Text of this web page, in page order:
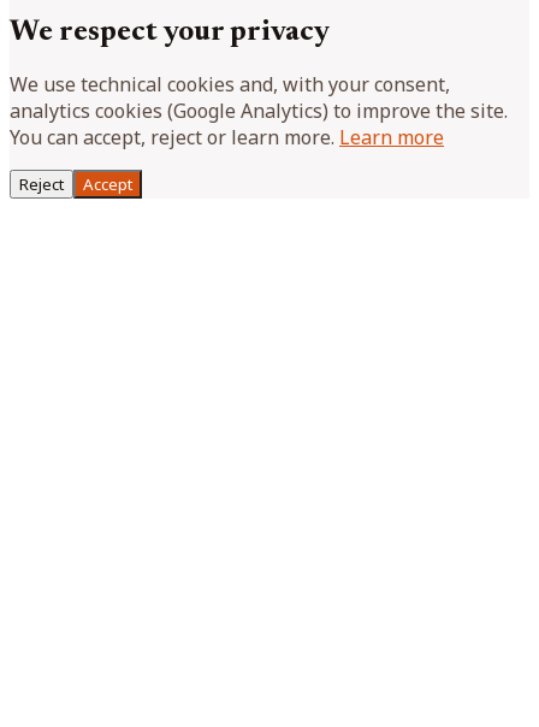
We respect your privacy
We use technical cookies and, with your consent,
analytics cookies (Google Analytics) to improve the site.
You can accept, reject or learn more. Learn more
Reject Accept